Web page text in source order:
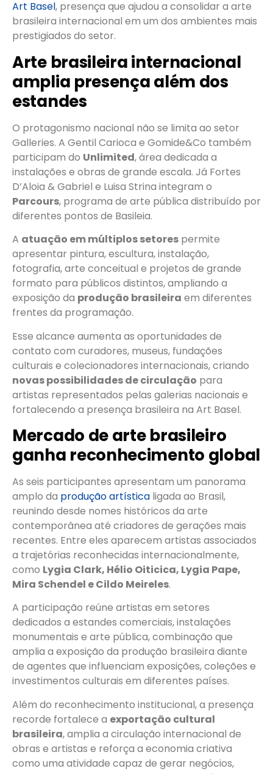
Art Basel, presença que ajudou a consolidar a arte
brasileira internacional em um dos ambientes mais
prestigiados do setor.
Arte brasileira internacional
amplia presença além dos
estandes
O protagonismo nacional não se limita ao setor
Galleries. A Gentil Carioca e Gomide&Co também
participam do Unlimited, área dedicada a
instalações e obras de grande escala. Já Fortes
D’Aloia & Gabriel e Luisa Strina integram o
Parcours, programa de arte pública distribuído por
diferentes pontos de Basileia.
A atuação em múltiplos setores permite
apresentar pintura, escultura, instalação,
fotografia, arte conceitual e projetos de grande
formato para públicos distintos, ampliando a
exposição da produção brasileira em diferentes
frentes da programação.
Esse alcance aumenta as oportunidades de
contato com curadores, museus, fundações
culturais e colecionadores internacionais, criando
novas possibilidades de circulação para
artistas representados pelas galerias nacionais e
fortalecendo a presença brasileira na Art Basel.
Mercado de arte brasileiro
ganha reconhecimento global
As seis participantes apresentam um panorama
amplo da produção artística ligada ao Brasil,
reunindo desde nomes históricos da arte
contemporânea até criadores de gerações mais
recentes. Entre eles aparecem artistas associados
a trajetórias reconhecidas internacionalmente,
como Lygia Clark, Hélio Oiticica, Lygia Pape,
Mira Schendel e Cildo Meireles.
A participação reúne artistas em setores
dedicados a estandes comerciais, instalações
monumentais e arte pública, combinação que
amplia a exposição da produção brasileira diante
de agentes que influenciam exposições, coleções e
investimentos culturais em diferentes países.
Além do reconhecimento institucional, a presença
recorde fortalece a exportação cultural
brasileira, amplia a circulação internacional de
obras e artistas e reforça a economia criativa
como uma atividade capaz de gerar negócios,